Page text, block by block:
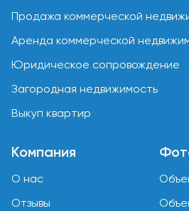
Продажа коммерческой
Аренда коммерческой
Юридическое сопровождение
Загородная недвижимость
Выкуп квартир
Компания
О нас
Отзывы